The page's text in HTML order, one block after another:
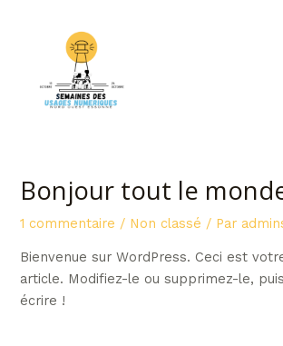
Bonjour tout le
1 commentaire / Non classé / Par
Bienvenue sur WordPress. Ceci est
article. Modifiez-le ou supprimez-le,
écrire !